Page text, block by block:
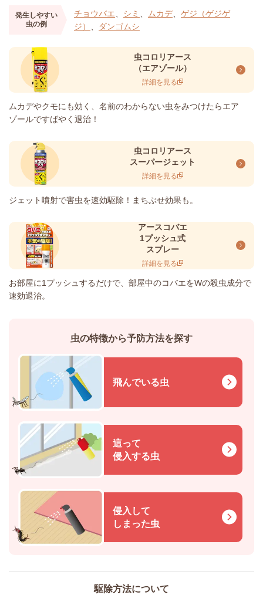
発生しやすい
虫の例
チョウバエ シミ ムカデ、 ゲジ（ゲジゲ
ジ）
ダンゴムシ
虫コロリアース
（エアゾール）
詳細を見る
ムカデやクモにも効く、名前のわからない虫をみつけたらエア
ゾールですばやく退治！
虫コロリアース
スーパージェット
詳細を見る
ジェット噴射で害虫を速効駆除！まちぶせ効果も。
アースコバエ
1プッシュ式
スプレー
詳細を見る
お部屋に1プッシュするだけで、部屋中のコバエをWの殺虫成分で
速効退治。
虫の特徴から予防方法を探す
飛んでいる虫
這って
侵入する虫
侵入して
しまった虫
駆除方法について